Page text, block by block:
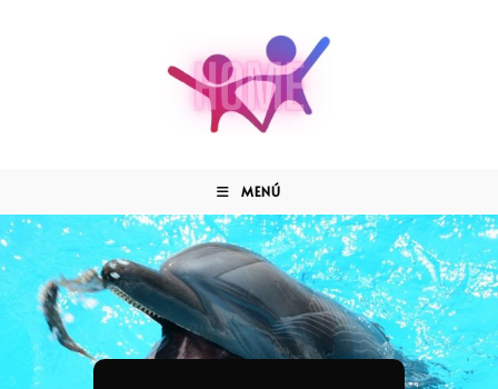
MENÚ